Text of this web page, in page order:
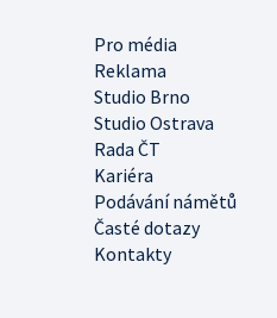
Pro média
Reklama
Studio Brno
Studio Ostrava
Rada ČT
Kariéra
Podávání námětů
Časté dotazy
Kontakty